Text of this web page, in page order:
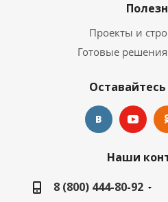
Проекты и
Готовые
Оставайтесь
Наши
8 (800) 444-80-92